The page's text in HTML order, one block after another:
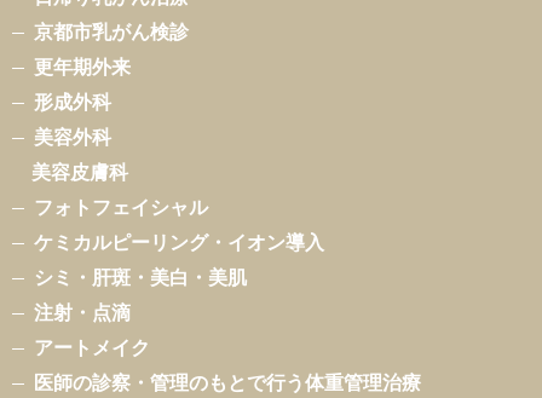
京都市乳がん検診
更年期外来
形成外科
美容外科
美容皮膚科
フォトフェイシャル
ケミカルピーリング・イオン導入
シミ・肝斑・美白・美肌
注射・点滴
アートメイク
医師の診察・管理のもとで行う体重管理治療